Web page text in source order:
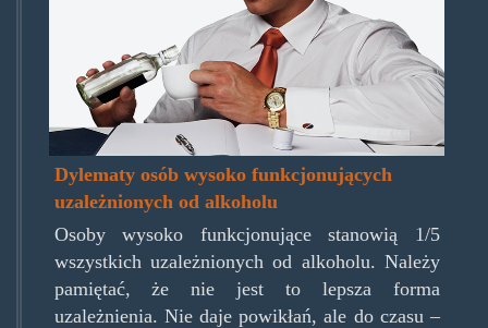
Dylematy osób wysoko funkcjonujących
uzależnionych od alkoholu
Osoby wysoko funkcjonujące stanowią 1/5
wszystkich uzależnionych od alkoholu. Należy
pamiętać, że nie jest to lepsza forma
uzależnienia. Nie daje powikłań, ale do czasu –